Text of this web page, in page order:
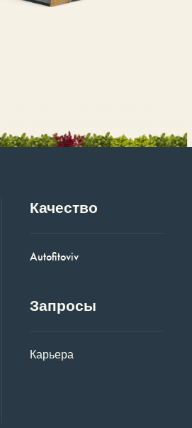
Качество
Autofitoviv
Запросы
Карьера